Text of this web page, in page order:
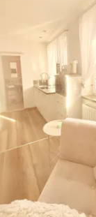
5 στα 5, 17